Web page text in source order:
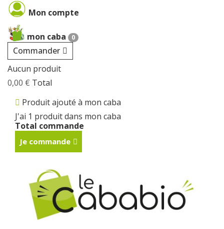
Mon compte
mon caba 0
Commander
Aucun produit
0,00 € Total
Produit ajouté à mon caba
J'ai 1 produit dans mon caba
Total commande
Je commande
Cookies management panel